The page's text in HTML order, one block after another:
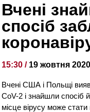
Вчені
спосіб
15:30 / 19 жовтня 2020
Вчені США і Польщі
CoV-2 і знайшли спосіб
місце вірусу може